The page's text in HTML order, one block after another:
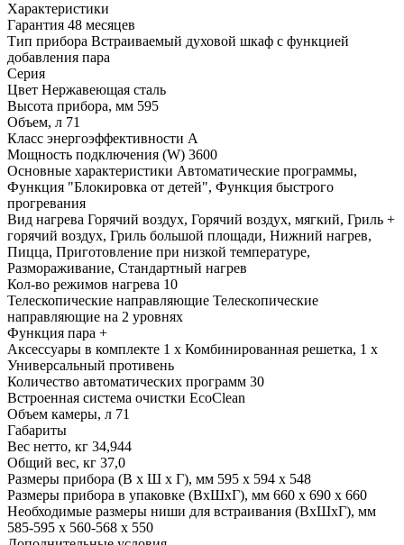
Xарактеристики
Гарантия 48 месяцев
Тип прибора Встраиваемый духовой шкаф с функцией
добавления пара
Серия
Цвет Нержавеющая сталь
Высота прибора, мм 595
Объем, л 71
Класс энергоэффективности A
Мощность подключения (W) 3600
Основные характеристики Автоматические программы,
Функция "Блокировка от детей", Функция быстрого
прогревания
Вид нагрева Горячий воздух, Горячий воздух, мягкий, Гриль +
горячий воздух, Гриль большой площади, Нижний нагрев,
Пицца, Приготовление при низкой температуре,
Размораживание, Стандартный нагрев
Кол-во режимов нагрева 10
Телескопические направляющие Телескопические
направляющие на 2 уровнях
Функция пара +
Аксессуары в комплекте 1 x Комбинированная решетка, 1 x
Универсальный противень
Количество автоматических программ 30
Встроенная система очистки EcoClean
Объем камеры, л 71
Габариты
Вес нетто, кг 34,944
Общий вес, кг 37,0
Размеры прибора (В х Ш х Г), мм 595 x 594 x 548
Размеры прибора в упаковке (ВхШхГ), мм 660 x 690 x 660
Необходимые размеры ниши для встраивания (ВхШхГ), мм
585-595 x 560-568 x 550